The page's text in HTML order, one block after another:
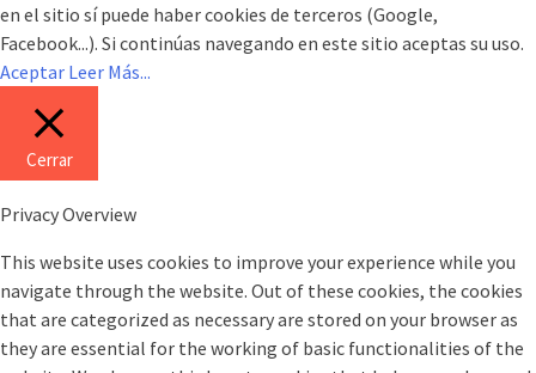
en el sitio sí puede haber cookies de terceros (Google,
Facebook...). Si continúas navegando en este sitio aceptas su uso.
Aceptar Leer Más...
Cerrar
Privacy Overview
This website uses cookies to improve your experience while you
navigate through the website. Out of these cookies, the cookies
that are categorized as necessary are stored on your browser as
they are essential for the working of basic functionalities of the